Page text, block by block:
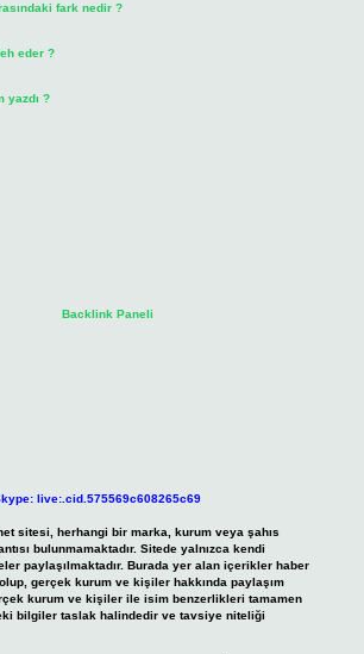
fark nedir ?
eder ?
yazdı ?
live:.cid.575569c608265c69
sitesi, herhangi bir marka, kurum veya şahıs
bulunmamaktadır. Sitede yalnızca kendi
paylaşılmaktadır. Burada yer alan içerikler haber
gerçek kurum ve kişiler hakkında paylaşım
kurum ve kişiler ile isim benzerlikleri tamamen
bilgiler taslak halindedir ve tavsiye niteliği